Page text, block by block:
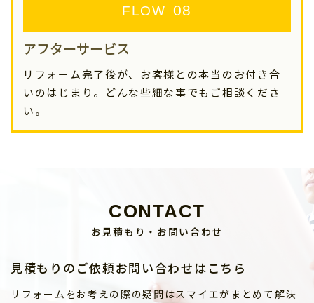
FLOW
アフターサービス
リフォーム完了後が、お客様との本当のお付き合
いのはじまり。どんな些細な事でもご相談くださ
い。
CONTACT
お見積もり・お問い合わせ
見積もりのご依頼お問い合わせはこちら
リフォームをお考えの際の疑問はスマイエがまとめて解決